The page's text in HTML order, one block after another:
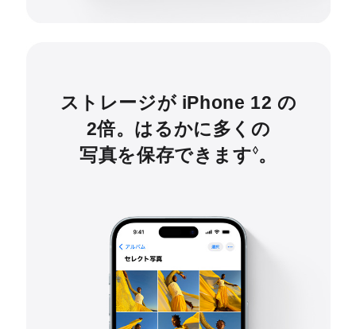
ストレージが iPhone 12 の
2倍。はるかに多くの
写真を保存できます◊。